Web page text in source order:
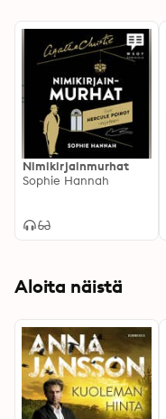
Nimikirjainmurhat
Sophie Hannah
Aloita näistä